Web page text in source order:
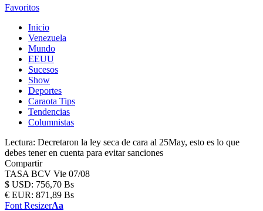
Favoritos
Inicio
Venezuela
Mundo
EEUU
Sucesos
Show
Deportes
Caraota Tips
Tendencias
Columnistas
Lectura: Decretaron la ley seca de cara al 25May, esto es lo que
debes tener en cuenta para evitar sanciones
Compartir
TASA BCV Vie 07/08
$ USD: 756,70 Bs
€ EUR: 871,89 Bs
Font ResizerAa